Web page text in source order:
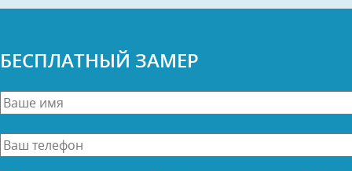
БЕСПЛАТНЫЙ ЗАМЕР
Ваше
имя
*Ваш
телефон